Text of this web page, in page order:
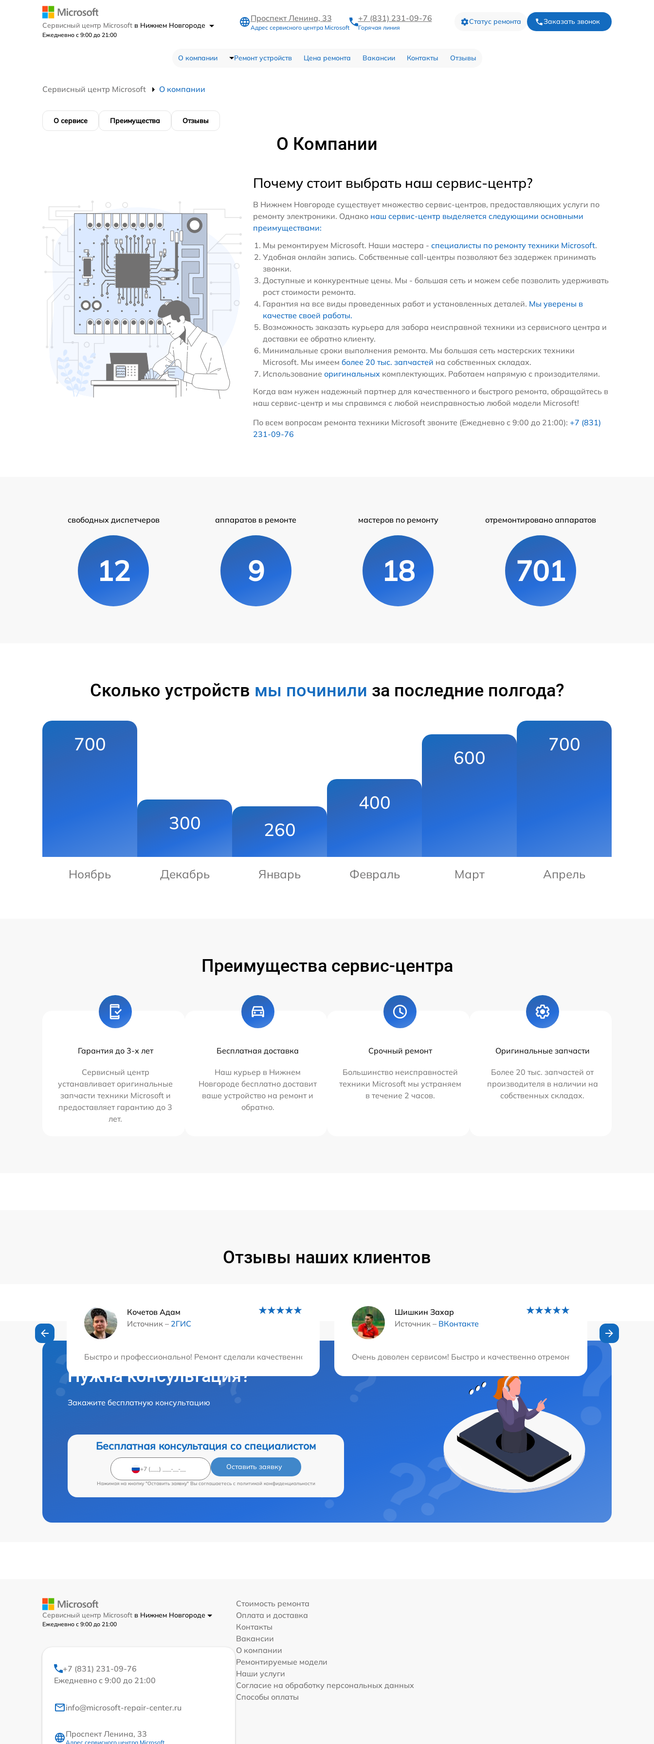
Сервисный центр Microsoft в Нижнем Новгороде
Ежедневно с 9:00 до 21:00
Проспект Ленина, 33
Адрес сервисного центра Microsoft
+7 (831) 231-09-76
Горячая линия
Статус ремонта Заказать звонок
О компании Ремонт устройств Цена ремонта Вакансии Контакты Отзывы
Сервисный центр Microsoft О компании
О сервисе Преимущества Отзывы
О Компании
Почему стоит выбрать наш сервис-центр?
В Нижнем Новгороде существует множество сервис-центров, предоставляющих услуги по
ремонту электроники. Однако наш сервис-центр выделяется следующими основными
преимуществами:
Мы ремонтируем Microsoft. Наши мастера - специалисты по ремонту техники Microsoft.
Удобная онлайн запись. Собственные call-центры позволяют без задержек принимать
звонки.
Доступные и конкурентные цены. Мы - большая сеть и можем себе позволить удерживать
рост стоимости ремонта.
Гарантия на все виды проведенных работ и установленных деталей. Мы уверены в
качестве своей работы.
Возможность заказать курьера для забора неисправной техники из сервисного центра и
доставки ее обратно клиенту.
Минимальные сроки выполнения ремонта. Мы большая сеть мастерских техники
Microsoft. Мы имеем более 20 тыс. запчастей на собственных складах.
Использование оригинальных комплектующих. Работаем напрямую с произодителями.
Когда вам нужен надежный партнер для качественного и быстрого ремонта, обращайтесь в
наш сервис-центр и мы справимся с любой неисправностью любой модели Microsoft!
По всем вопросам ремонта техники Microsoft звоните (Ежедневно с 9:00 до 21:00): +7 (831)
231-09-76
свободных диспетчеров
12
аппаратов в ремонте
9
мастеров по ремонту
18
отремонтировано аппаратов
701
Сколько устройств мы починили за последние полгода?
700
Ноябрь
300
Декабрь
260
Январь
400
Февраль
600
Март
700
Апрель
Преимущества сервис-центра
Гарантия до 3-х лет
Сервисный центр
устанавливает оригинальные
запчасти техники Microsoft и
предоставляет гарантию до 3
лет.
Бесплатная доставка
Наш курьер в Нижнем
Новгороде бесплатно доставит
ваше устройство на ремонт и
обратно.
Срочный ремонт
Большинство неисправностей
техники Microsoft мы устраняем
в течение 2 часов.
Оригинальные запчасти
Более 20 тыс. запчастей от
производителя в наличии на
собственных складах.
Отзывы наших клиентов
Кочетов Адам
Источник – 2ГИС
Быстро и профессионально! Ремонт сделали качественно, цены оказались весьма адекватными. Очень доволен, буду советовать всем своим
Шишкин Захар
Источник – ВКонтакте
Очень доволен сервисом! Быстро и качественно отремонтировали мою
Нужна консультация?
Закажите бесплатную консультацию
Бесплатная консультация со специалистом
Оставить заявку
Нажимая на кнопку "Оставить заявку" Вы соглашаетесь c политикой конфиденциальности
Сервисный центр Microsoft в Нижнем Новгороде
Ежедневно с 9:00 до 21:00
+7 (831) 231-09-76
Ежедневно с 9:00 до 21:00
info@microsoft-repair-center.ru
Проспект Ленина, 33
Адрес сервисного центра Microsoft
Стоимость ремонта
Оплата и доставка
Контакты
Вакансии
О компании
Ремонтируемые модели
Наши услуги
Согласие на обработку персональных данных
Способы оплаты